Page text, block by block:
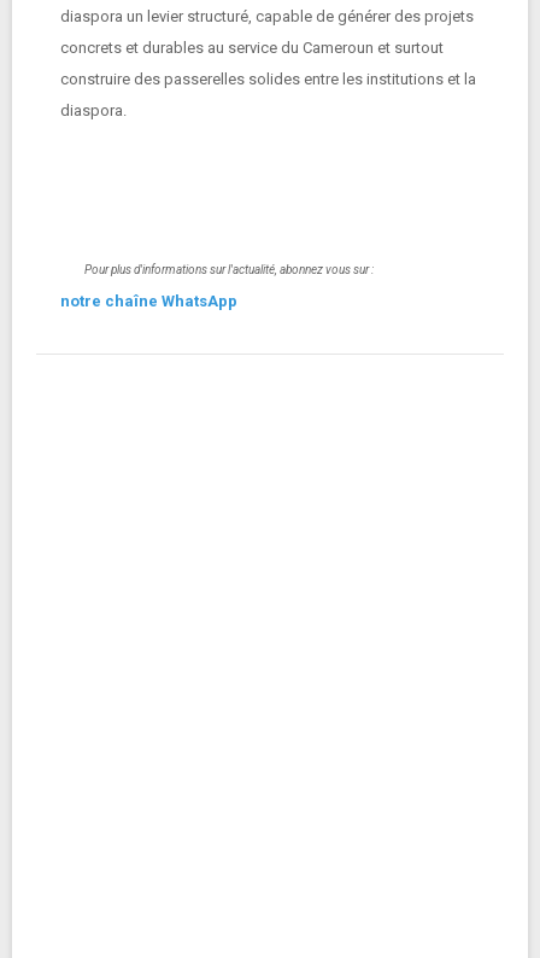
diaspora un levier structuré, capable de générer des projets
concrets et durables au service du Cameroun et surtout
construire des passerelles solides entre les institutions et la
diaspora.
Pour plus d'informations sur l'actualité, abonnez vous sur :
notre chaîne WhatsApp